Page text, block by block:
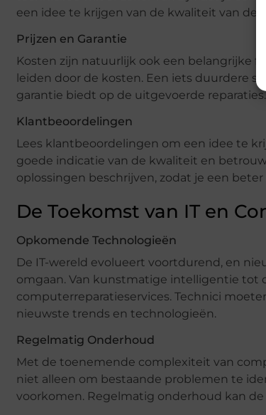
een idee te krijgen van de kwaliteit van de
Prijzen en Garantie
Kosten zijn natuurlijk ook een belangrijke
leiden door de kosten. Een iets duurdere
garantie biedt op de uitgevoerde reparaties.
Klantbeoordelingen
Lees klantbeoordelingen om een idee te
goede indicatie van de kwaliteit en
oplossingen beschrijven, zodat je een
De Toekomst van IT en
Opkomende Technologieën
De IT-wereld evolueert voortdurend, en
omgaan. Van kunstmatige intelligentie
computerreparatieservices. Technici
nieuwste trends en technologieën.
Regelmatig Onderhoud
Met de toenemende complexiteit van
niet alleen om bestaande problemen te
voorkomen. Regelmatig onderhoud kan